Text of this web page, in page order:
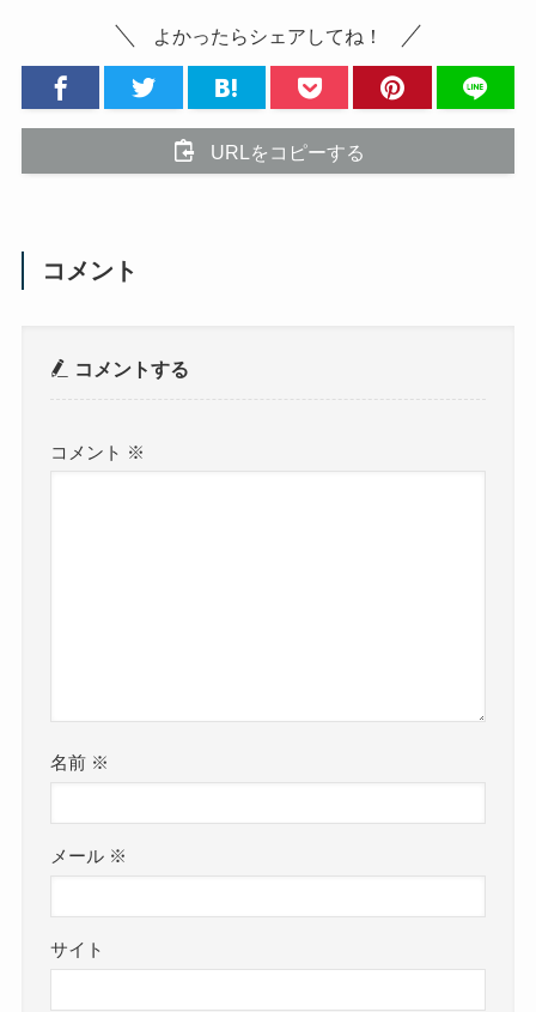
よかったらシェアしてね！
URLをコピーする
コメント
コメントする
コメント ※
名前 ※
メール ※
サイト